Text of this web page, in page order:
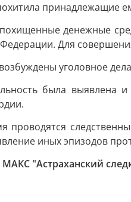
принадлежащие
денежные
Для
уголовное
была
проводятся
иных эпизодов
МАКС "Астраханский